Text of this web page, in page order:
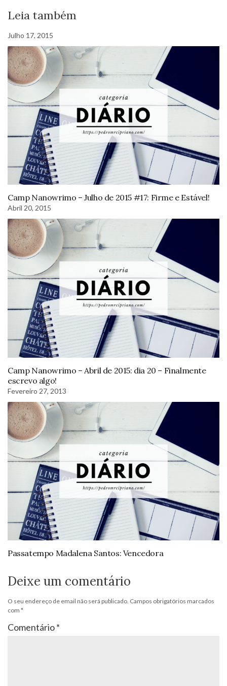
Leia também
Julho 17, 2015
Camp Nanowrimo – Julho de 2015 #17: Firme e Estável!
Abril 20, 2015
Camp Nanowrimo – Abril de 2015: dia 20 – Finalmente
escrevo algo!
Fevereiro 27, 2013
Passatempo Madalena Santos: Vencedora
Deixe um comentário
O seu endereço de email não será publicado. Campos obrigatórios marcados
com *
Comentário*